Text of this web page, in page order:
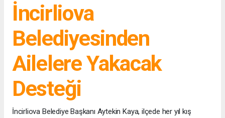
İncirliova
Belediyesinden
Ailelere Yakacak
Desteği
İncirliova Belediye Başkanı Aytekin Kaya, ilçede her yıl kış